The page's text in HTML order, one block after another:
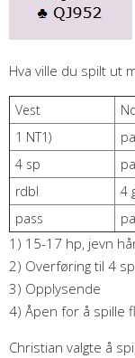
Hva ville du spilt ut
Vest
1 NT1)
4 sp
rdbl
4
pass
1) 15-17 hp, jevn
2) Overføring til 4
3) Opplysende
4) Åpen for å spille
Christian valgte å